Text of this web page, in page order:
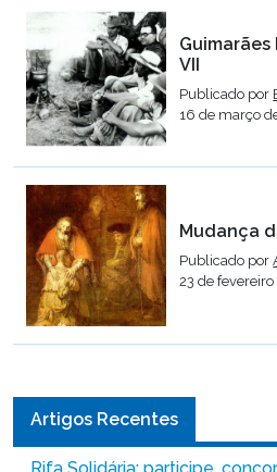
VII
Publicado por
16 de março
Mudança
Publicado por
23 de fevereiro
Artigos Recentes